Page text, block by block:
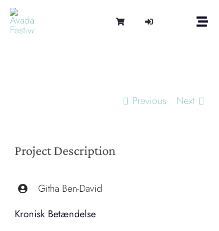
Skip
content
Previous Next
Project Description
Githa Ben-David
Kronisk Betændelse